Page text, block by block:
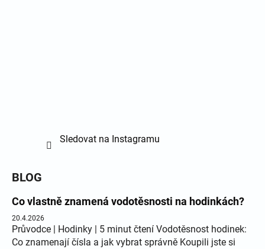
Sledovat na Instagramu
BLOG
Co vlastně znamená vodotěsnosti na hodinkách?
20.4.2026
Průvodce | Hodinky | 5 minut čtení Vodotěsnost hodinek:
Co znamenají čísla a jak vybrat správně Koupili jste si